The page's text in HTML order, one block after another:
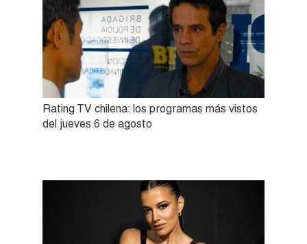
Rating TV chilena: los programas más vistos
del jueves 6 de agosto